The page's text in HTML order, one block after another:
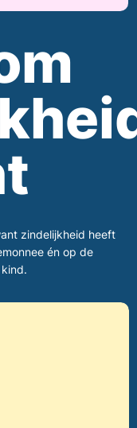
zindelijkheid heeft
én op de